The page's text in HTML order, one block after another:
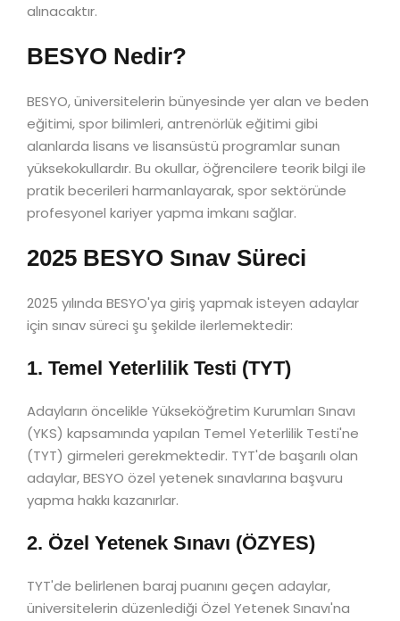
alınacaktır.
BESYO Nedir?
BESYO, üniversitelerin bünyesinde yer alan ve beden
eğitimi, spor bilimleri, antrenörlük eğitimi gibi
alanlarda lisans ve lisansüstü programlar sunan
yüksekokullardır. Bu okullar, öğrencilere teorik bilgi ile
pratik becerileri harmanlayarak, spor sektöründe
profesyonel kariyer yapma imkanı sağlar.
2025 BESYO Sınav Süreci
2025 yılında BESYO'ya giriş yapmak isteyen adaylar
için sınav süreci şu şekilde ilerlemektedir:
1. Temel Yeterlilik Testi (TYT)
Adayların öncelikle Yükseköğretim Kurumları Sınavı
(YKS) kapsamında yapılan Temel Yeterlilik Testi'ne
(TYT) girmeleri gerekmektedir. TYT'de başarılı olan
adaylar, BESYO özel yetenek sınavlarına başvuru
yapma hakkı kazanırlar.
2. Özel Yetenek Sınavı (ÖZYES)
TYT'de belirlenen baraj puanını geçen adaylar,
üniversitelerin düzenlediği Özel Yetenek Sınavı'na